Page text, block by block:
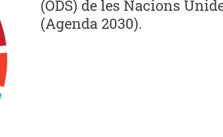
(ODS) de les Nacions
(Agenda 2030).